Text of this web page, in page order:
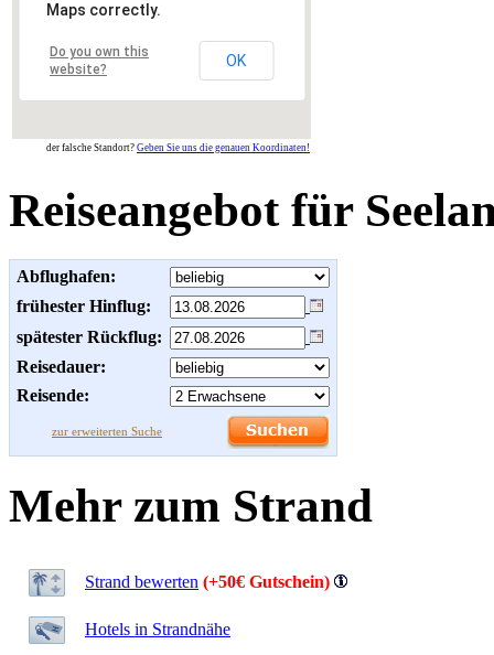
Maps correctly.
Do you own this
website?
OK
der falsche Standort? Geben Sie uns die genauen Koordinaten!
Reiseangebot für
Abflughafen:
frühester Hinflug:
spätester Rückflug:
Reisedauer:
Reisende:
zur erweiterten Suche
Mehr zum Strand
Strand bewerten (+50€ Gutschein)
Hotels in Strandnähe